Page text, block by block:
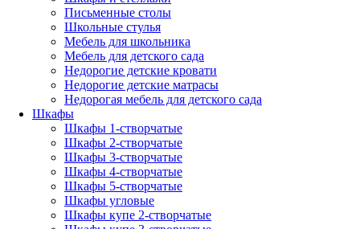
Письменные столы
Школьные стулья
Мебель для школьника
Мебель для детского сада
Недорогие детские кровати
Недорогие детские матрасы
Недорогая мебель для детского сада
Шкафы
Шкафы 1-створчатые
Шкафы 2-створчатые
Шкафы 3-створчатые
Шкафы 4-створчатые
Шкафы 5-створчатые
Шкафы угловые
Шкафы купе 2-створчатые